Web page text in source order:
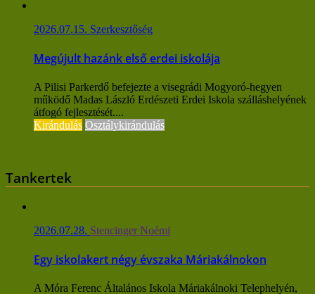
2026.07.15. Szerkesztőség
Megújult hazánk első erdei iskolája
A Pilisi Parkerdő befejezte a visegrádi Mogyoró-hegyen
működő Madas László Erdészeti Erdei Iskola szálláshelyének
átfogó fejlesztését....
Kirándulás Osztálykirándulás
Tankertek
2026.07.28. Stencinger Noémi
Egy iskolakert négy évszaka Máriakálnokon
A Móra Ferenc Általános Iskola Máriakálnoki Telephelyén,